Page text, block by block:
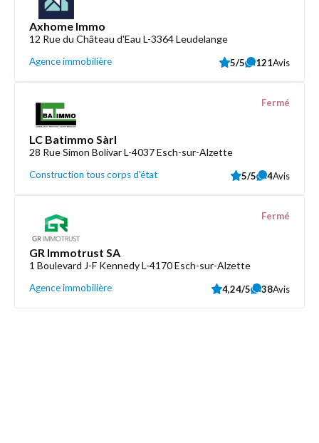
Axhome Immo
12 Rue du Château d'Eau L-3364 Leudelange
Agence immobilière 5/5 121Avis
LC Batimmo Sàrl
28 Rue Simon Bolivar L-4037 Esch-sur-Alzette
Construction tous corps d'état
Fermé
5/5 4Avis
GR Immotrust SA
1 Boulevard J-F Kennedy L-4170 Esch-sur-Alzette
Agence immobilière
Fermé
4,24/5 38Avis